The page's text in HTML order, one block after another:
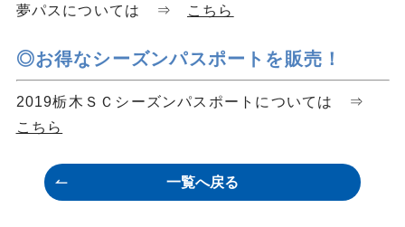
夢パスについては ⇒
こちら
◎お得なシーズンパスポートを販売！
2019栃木ＳＣシーズンパスポートについては ⇒
こちら
一覧へ戻る